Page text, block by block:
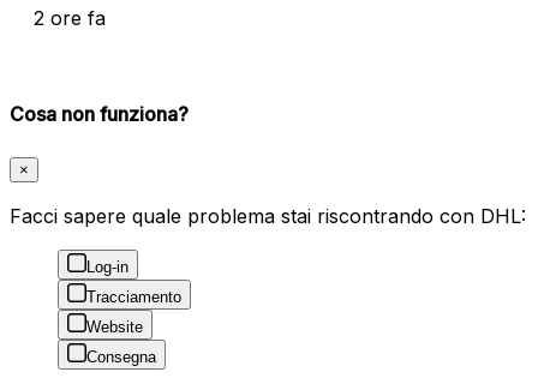
2 ore fa
Cosa non funziona?
×
Facci sapere quale problema stai riscontrando con DHL:
Log-in
Tracciamento
Website
Consegna